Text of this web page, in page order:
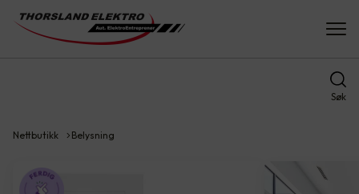
Søk
Nettbutikk Belysning